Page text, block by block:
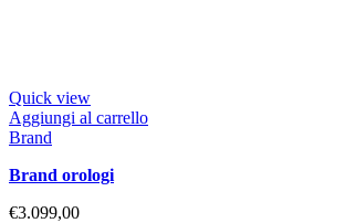
Quick view
Aggiungi al carrello
Brand
brand orologi
€3.099,00